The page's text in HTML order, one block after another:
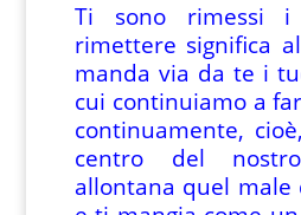
Ti sono rimessi i
rimettere significa
manda via da te i
cui continuiamo a
continuamente,
centro del
allontana quel male